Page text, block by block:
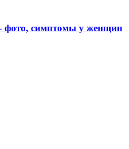
фото, симптомы у женщин